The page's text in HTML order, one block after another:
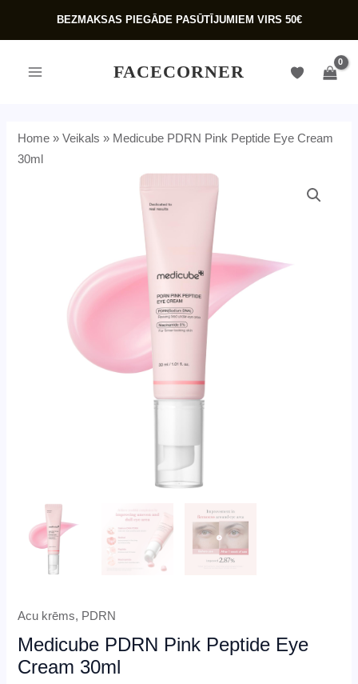
BEZMAKSAS PIEGĀDE PASŪTĪJUMIEM VIRS 50€
FACECORNER
Home »Veikals » Medicube PDRN Pink Peptide Eye Cream
30ml
Acu krēms, PDRN
Medicube PDRN Pink Peptide Eye
Cream 30ml
daudzums